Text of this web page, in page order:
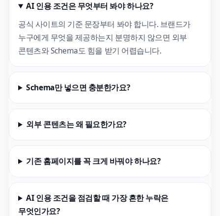
AI 인용 조건은 무엇부터 봐야 하나요?
공식 사이트의 기준 문장부터 봐야 합니다. 브랜드가
누구에게 무엇을 제공하는지 분명하지 않으면 외부
콘텐츠와 Schema도 힘을 받기 어렵습니다.
Schema만 넣으면 충분한가요?
외부 콘텐츠는 왜 필요한가요?
기존 홈페이지를 꼭 크게 바꿔야 하나요?
AI 인용 조건을 점검할 때 가장 흔한 누락은
무엇인가요?